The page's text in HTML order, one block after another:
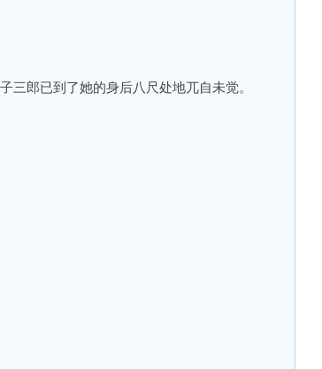
郎已到了她的身后八尺处地兀自未觉。